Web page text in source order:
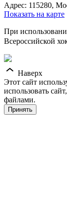
Адрес: 115280,
Показать на карте
При
Всероссийской
Наверх
Этот сайт
использовать
файлами.
Принять